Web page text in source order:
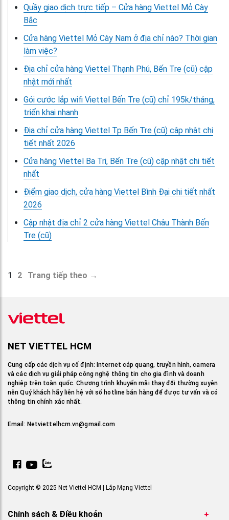
Quầy giao dịch trực tiếp – Cửa hàng Viettel Mỏ Cày
Bắc
Cửa hàng Viettel Mỏ Cày Nam ở địa chỉ nào? Thời gian
làm việc?
Địa chỉ cửa hàng Viettel Thạnh Phú, Bến Tre (cũ) cập
nhật mới nhất
Gói cước lắp wifi Viettel Bến Tre (cũ) chỉ 195k/tháng,
triển khai nhanh
Địa chỉ cửa hàng Viettel Tp Bến Tre (cũ) cập nhật chi
tiết nhất 2026
Cửa hàng Viettel Ba Tri, Bến Tre (cũ) cập nhật chi tiết
nhất
Điểm giao dịch, cửa hàng Viettel Bình Đại chi tiết nhất
2026
Cập nhật địa chỉ 2 cửa hàng Viettel Châu Thành Bến
Tre (cũ)
1 2 Trang tiếp theo →
NET VIETTEL HCM
Cung cấp các dịch vụ cố định: Internet cáp quang, truyền hình, camera
và các dịch vụ giải pháp công nghệ thông tin cho gia đình và doanh
nghiệp trên toàn quốc. Chương trình khuyến mãi thay đổi thường xuyên
nên Quý khách hãy liên hệ với số hotline bán hàng để được tư vấn và có
thông tin chính xác nhất.
Email: Netviettelhcm.vn@gmail.com
Copyright © 2025 Net Viettel HCM | Lắp Mạng Viettel
Chính sách & Điều khoản